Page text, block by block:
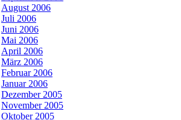
August 2006
Juli 2006
Juni 2006
Mai 2006
April 2006
März 2006
Februar 2006
Januar 2006
Dezember 2005
November 2005
Oktober 2005